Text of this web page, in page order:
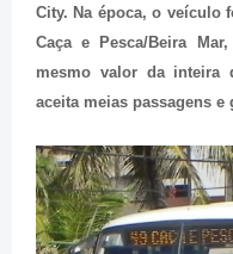
City. Na época, o veículo
Caça e Pesca/Beira
mesmo valor da inteira
aceita meias passagens e